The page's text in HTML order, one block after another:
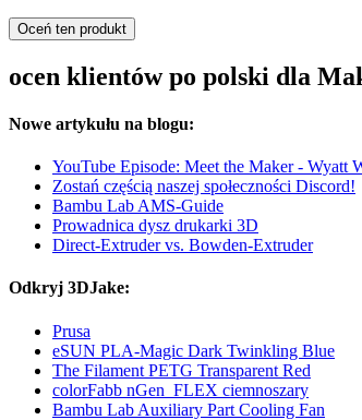
Oceń ten produkt
ocen klientów po polski dla
Nowe artykułu na blogu:
YouTube Episode: Meet the Maker - Wyatt
Zostań częścią naszej społeczności Discord!
Bambu Lab AMS-Guide
Prowadnica dysz drukarki 3D
Direct-Extruder vs. Bowden-Extruder
Odkryj 3DJake:
Prusa
eSUN PLA-Magic Dark Twinkling Blue
The Filament PETG Transparent Red
colorFabb nGen_FLEX ciemnoszary
Bambu Lab Auxiliary Part Cooling Fan